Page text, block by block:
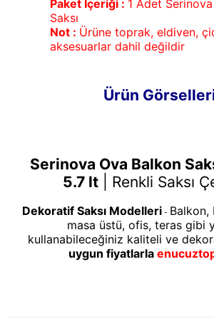
Paket İçeriği : 1 Adet
Saksı
Not : Ürüne toprak, eldiven,
aksesuarlar dahil değildir
Ürün
Serinova Ova Balkon
5.7 lt
Renkli Saksı
Dekoratif Saksı Modelleri- Balkon,
masa üstü, ofis, teras gibi
kullanabileceğiniz kaliteli ve
uygun fiyatlarla